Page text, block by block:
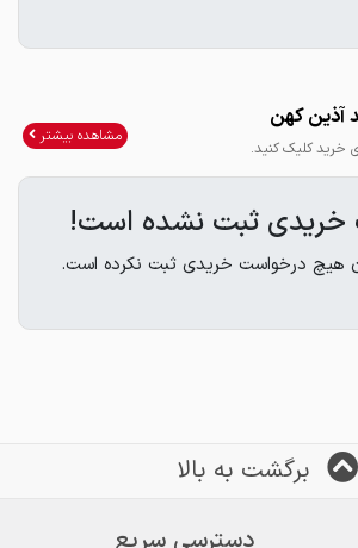
آذین کهن
کلیک کنید.
مشاهده بیشتر
خریدی ثبت نشده است!
هیچ درخواست خریدی ثبت نکرده است.
برگشت به بالا